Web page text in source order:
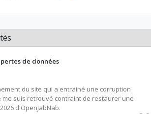
de données
du site qui a entrainé une corruption
suis retrouvé contraint de restaurer une
d'OpenJabNab.